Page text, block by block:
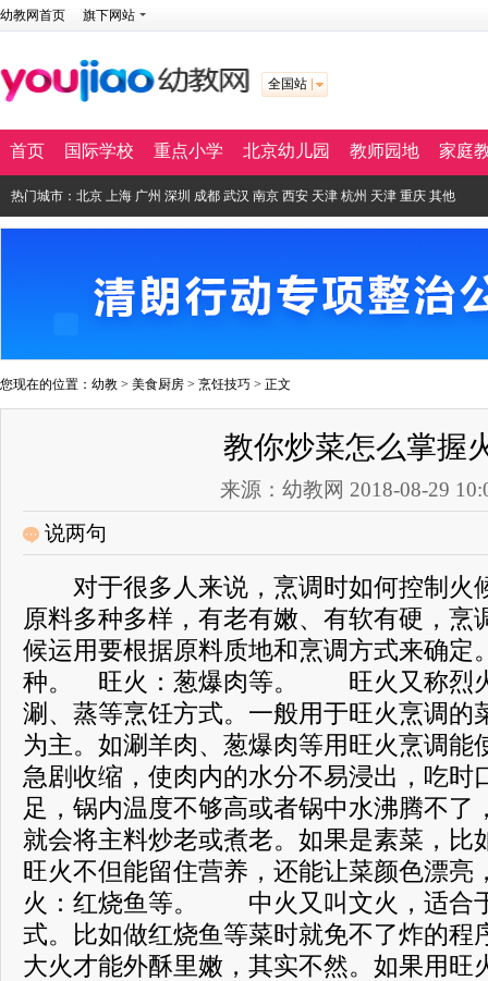
幼教网首页 旗下网站
全国站
首页 国际学校 重点小学 北京幼儿园 教师园地 家庭
热门城市： 北京 上海 广州 深圳 成都 武汉 南京 西安 天津 杭州 天津 重庆 其他
您现在的位置： 幼教 > 美食厨房 > 烹饪技巧 > 正文
教你炒菜怎么掌握
来源：幼教网 2018-08-29
说两句
对于很多人来说，烹调时如何控制火
原料多种多样，有老有嫩、有软有硬，烹
候运用要根据原料质地和烹调方式来确定
种。 旺火：葱爆肉等。 旺火又称烈火
涮、蒸等烹饪方式。一般用于旺火烹调的
为主。如涮羊肉、葱爆肉等用旺火烹调能
急剧收缩，使肉内的水分不易浸出，吃时
足，锅内温度不够高或者锅中水沸腾不了
就会将主料炒老或煮老。如果是素菜，比
旺火不但能留住营养，还能让菜颜色漂
火：红烧鱼等。 中火又叫文火，适合
式。比如做红烧鱼等菜时就免不了炸的程
大火才能外酥里嫩，其实不然。如果用旺